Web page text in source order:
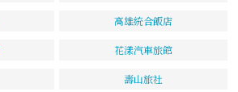
高雄統合飯店
花漾汽車旅館
壽山旅社